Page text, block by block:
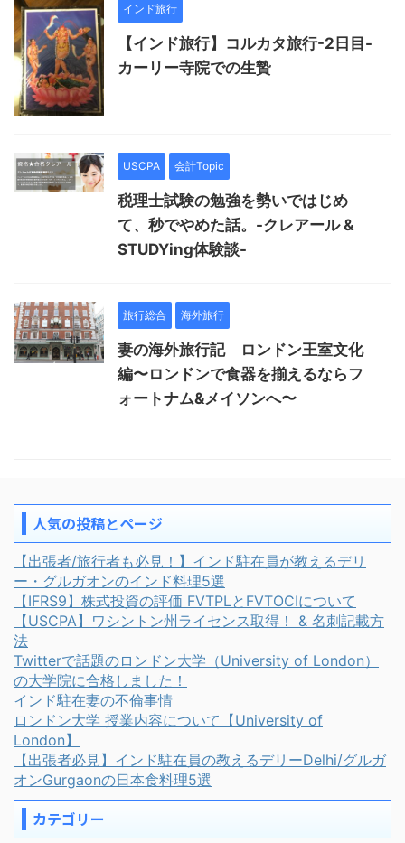
インド旅行
【インド旅行】コルカタ旅行-2日目-
カーリー寺院での生贄
USCPA 会計Topic
税理士試験の勉強を勢いではじめ
て、秒でやめた話。-クレアール &
STUDYing体験談-
旅行総合 海外旅行
妻の海外旅行記 ロンドン王室文化
編〜ロンドンで食器を揃えるならフ
ォートナム&メイソンへ〜
人気の投稿とページ
【出張者/旅行者も必見！】インド駐在員が教えるデリ
ー・グルガオンのインド料理5選
【IFRS9】株式投資の評価 FVTPLとFVTOCIについて
【USCPA】ワシントン州ライセンス取得！ & 名刺記載方
法
Twitterで話題のロンドン大学（University of London）
の大学院に合格しました！
インド駐在妻の不倫事情
ロンドン大学 授業内容について【University of
London】
【出張者必見】インド駐在員の教えるデリーDelhi/グルガ
オンGurgaonの日本食料理5選
カテゴリー